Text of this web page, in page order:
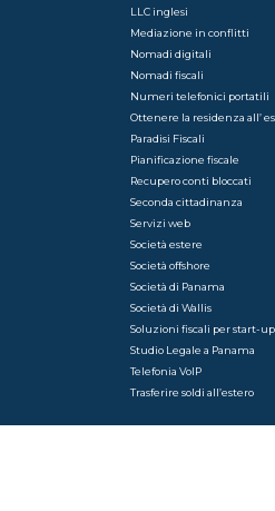
LLC inglesi
Mediazione in conflitti
Nomadi digitali
Nomadi fiscali
Numeri telefonici portatili
Ottenere la residenza all’
Paradisi Fiscali
Pianificazione fiscale
Recupero conti bloccati
Seconda cittadinanza
Servizi web
Società estere
Società offshore
Società di Panama
Società di Wallis
Soluzioni fiscali per start-up
Studio Legale a Panama
Telefonia VoIP
Trasferire soldi all’estero